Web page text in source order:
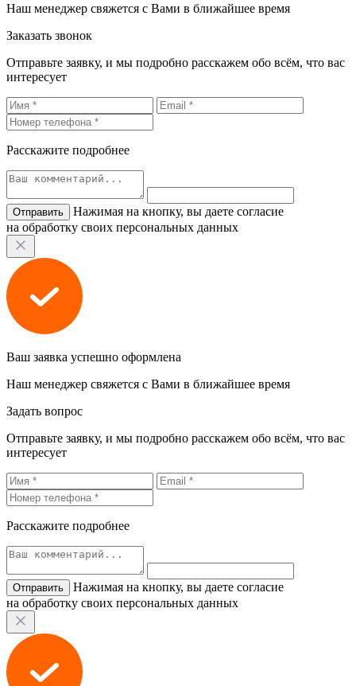
Наш менеджер свяжется с Вами в ближайшее время
Заказать звонок
Отправьте заявку, и мы подробно расскажем обо всём, что вас
интересует
Расскажите подробнее
Нажимая на кнопку, вы даете согласие
на обработку своих персональных данных
Ваш заявка успешно оформлена
Наш менеджер свяжется с Вами в ближайшее время
Задать вопрос
Отправьте заявку, и мы подробно расскажем обо всём, что вас
интересует
Расскажите подробнее
Нажимая на кнопку, вы даете согласие
на обработку своих персональных данных